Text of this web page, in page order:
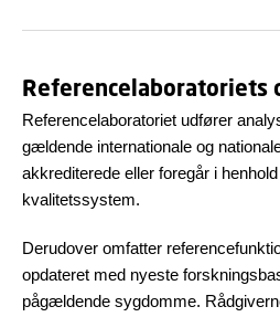
Referencelaboratoriets
Referencelaboratoriet udfører
gældende internationale og
akkrediterede eller foregår i
kvalitetssystem.
Derudover omfatter
opdateret med nyeste
pågældende sygdomme.